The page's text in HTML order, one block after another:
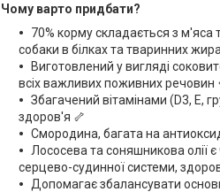
Чому варто придбати?
70% корму складається з м'яса
собаки в білках та тваринних
Виготовлений у вигляді
всіх важливих поживних речовин
Збагачений вітамінами (D3, E,
здоров'я 🦴
Смородина, багата на
Лососева та соняшникова олії
серцево-судинної системи,
Допомагає збалансувати